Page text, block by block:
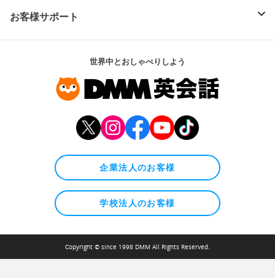
お客様サポート
世界中とおしゃべりしよう
企業法人のお客様
学校法人のお客様
Copyright © since 1998 DMM All Rights Reserved.